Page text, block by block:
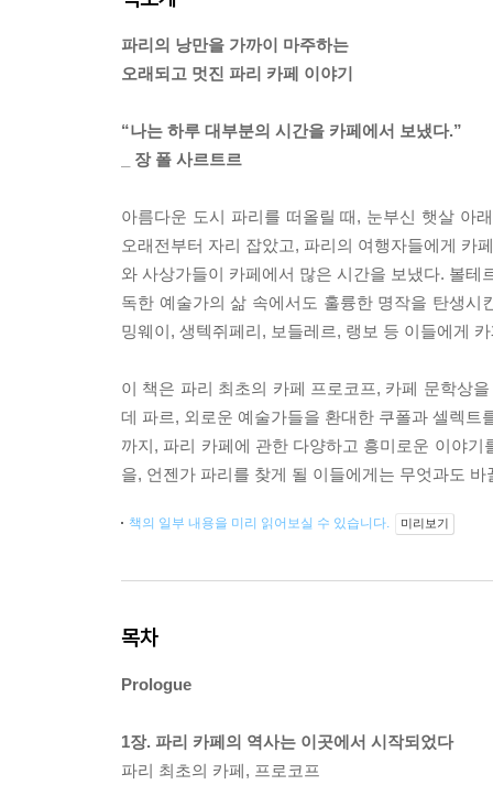
파리의 낭만을 가까이 마주하는
오래되고 멋진 파리 카페 이야기
“나는 하루 대부분의 시간을 카페에서 보냈다.”
_ 장 폴 사르트르
아름다운 도시 파리를 떠올릴 때, 눈부신 햇살 아
오래전부터 자리 잡았고, 파리의 여행자들에게 카
와 사상가들이 카페에서 많은 시간을 보냈다. 볼
독한 예술가의 삶 속에서도 훌륭한 명작을 탄생
밍웨이, 생텍쥐페리, 보들레르, 랭보 등 이들에게
이 책은 파리 최초의 카페 프로코프, 카페 문학상
데 파르, 외로운 예술가들을 환대한 쿠폴과 셀렉
까지, 파리 카페에 관한 다양하고 흥미로운 이야
을, 언젠가 파리를 찾게 될 이들에게는 무엇과도
책의 일부 내용을 미리 읽어보실 수 있습니다. 미리보기
목차
Prologue
1장. 파리 카페의 역사는 이곳에서 시작되었다
파리 최초의 카페, 프로코프